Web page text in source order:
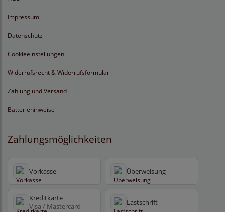
Impressum
Datenschutz
Cookieeinstellungen
Widerrufsrecht & Widerrufsformular
Zahlung und Versand
Batteriehinweise
Zahlungsmöglichkeiten
Vorkasse Überweisung
Kreditkarte
Visa / Mastercard Lastschrift